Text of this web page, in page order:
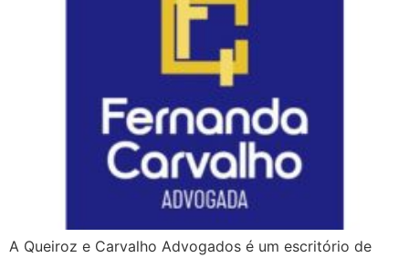
A Queiroz e Carvalho Advogados é um escritório de